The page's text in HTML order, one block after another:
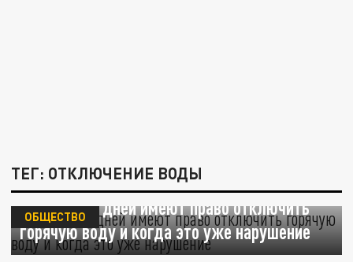
ТЕГ: ОТКЛЮЧЕНИЕ ВОДЫ
На сколько дней имеют право отключить
горячую воду и когда это уже нарушение
ОБЩЕСТВО